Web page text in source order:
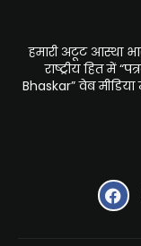
हमारी अटूट आस्था
राष्ट्रीय हित में
Bhaskar” वेब